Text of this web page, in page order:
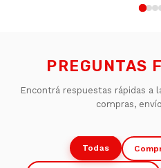
PREGUNTAS
Encontrá respuestas rápidas a
compras,
Todas